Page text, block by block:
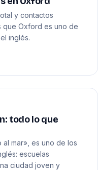
y contactos
que Oxford es uno de
inglés.
todo lo que
mar», es uno de los
escuelas
ciudad joven y